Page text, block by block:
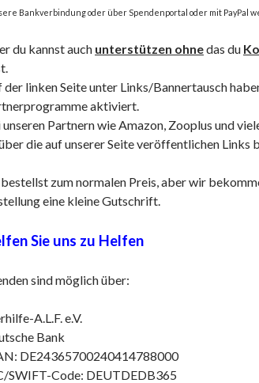
Bankverbindung oder über Spendenportal oder mit PayPal
du kannst auch unterstützen ohnedas du
der linken Seite unter Links/Bannertausch
aktiviert.
unseren Partnern wie Amazon, Zooplus und
die auf unserer Seite veröffentlichen Links
zum normalen Preis, aber wir
eine kleine Gutschrift.
Sie uns zu Helfen
sind möglich über:
A.L.F. e.V.
Bank
DE24365700240414788000
SWIFT-Code: DEUTDEDB365